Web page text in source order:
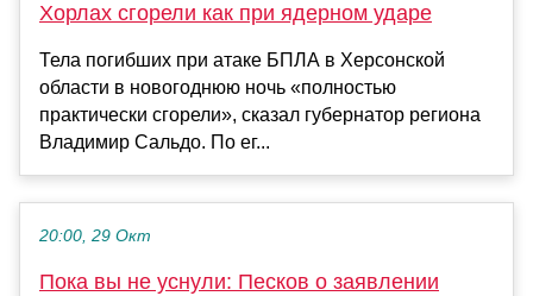
Хорлах сгорели как при ядерном ударе
Тела погибших при атаке БПЛА в Херсонской
области в новогоднюю ночь «полностью
практически сгорели», сказал губернатор региона
Владимир Сальдо. По ег...
20:00, 29 Окт
Пока вы не уснули: Песков о заявлении